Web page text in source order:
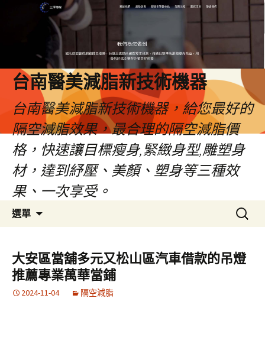
台南醫美減脂新技術機器
台南醫美減脂新技術機器，給您最好的
隔空減脂效果，最合理的隔空減脂價
格，快速讓目標瘦身,緊緻身型,雕塑身
材，達到紓壓、美顏、塑身等三種效
果、一次享受。
選單
容
搜
尋
鍵
字:
大安區當舖多元又松山區汽車借款的吊燈
推薦專業萬華當鋪
2024-11-04 隔空減脂